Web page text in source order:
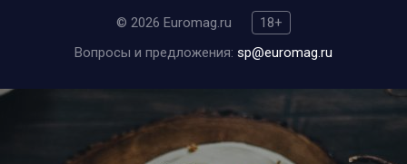
© 2026 Euromag.ru
18+
Вопросы и предложения: sp@euromag.ru